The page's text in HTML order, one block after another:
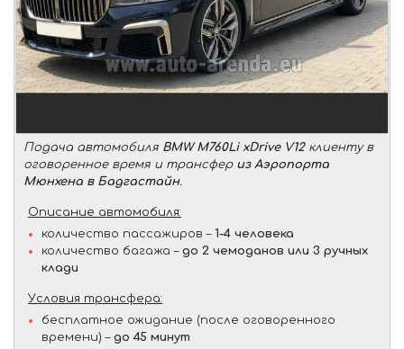
Подача автомобиля BMW M760Li xDrive V12клиенту в
оговоренное время и трансфер из Аэропорта
Мюнхена в Бадгастайн.
Описание автомобиля:
количество пассажиров – 1-4 человека
количество багажа – до 2 чемоданов или 3 ручных
клади
Условия трансфера:
бесплатное ожидание (после оговоренного
времени) – до 45 минут